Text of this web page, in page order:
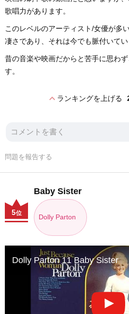
歌唱力があります。
このレベルのアーティスト/女優が多
凄さであり、それは今でも脈付いてい
昔の音楽や映画だからと苦手に思わ
す。
expand_lessランキングを上げる
問題を報告する
Baby Sister
Dolly Parton
5位
Dolly Parton 11 Baby Sister